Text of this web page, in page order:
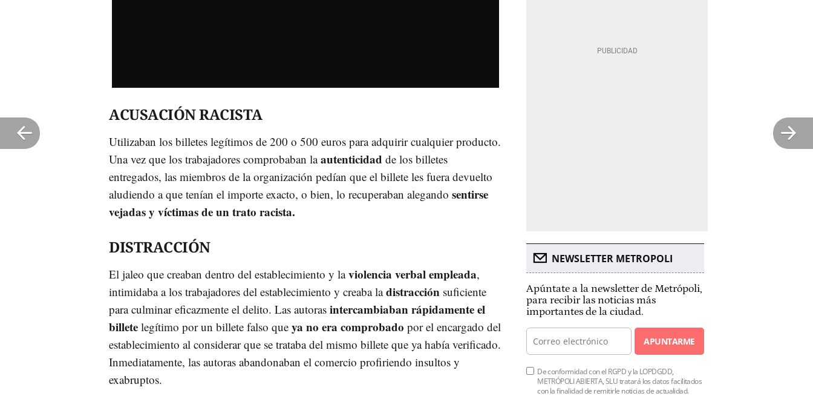
ACUSACIÓN RACISTA
Utilizaban los billetes legítimos de 200 o 500 euros para adquirir cualquier producto.
Una vez que los trabajadores comprobaban laautenticidad de los billetes
entregados, las miembros de la organización pedían que el billete les fuera devuelto
aludiendo a que tenían el importe exacto, o bien, lo recuperaban alegando sentirse
vejadas y víctimas de un trato racista.
DISTRACCIÓN
El jaleo que creaban dentro del establecimiento y laviolencia verbal empleada,
intimidaba a los trabajadores del establecimiento y creaba ladistracción suficiente
para culminar eficazmente el delito. Las autoras intercambiaban rápidamente el
billete legítimo por un billete falso que ya no era comprobado por el encargado del
establecimiento al considerar que se trataba del mismo billete que ya había verificado.
Inmediatamente, las autoras abandonaban el comercio profiriendo insultos y
exabruptos.
NEWSLETTER METROPOLI
Apúntate a la newsletter de Metrópoli,
para recibir las noticias más
importantes de la ciudad.
APUNTARME
De conformidad con el RGPD y la LOPDGDD,
METRÓPOLI ABIERTA, SLU tratará los datos facilitados
con la finalidad de remitirle noticias de actualidad.